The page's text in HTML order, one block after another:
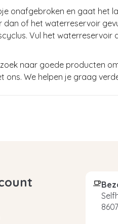
onafgebroken en gaat het
dan of het waterreservoir
Vul het waterreservoir
naar goede producten
ons. We helpen je graag